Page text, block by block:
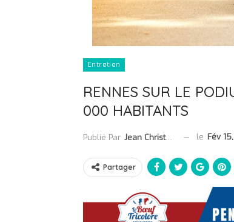
Entretien
RENNES SUR LE
000 HABITANTS
Publié Par Jean Christophe Collet le Fév
Partager